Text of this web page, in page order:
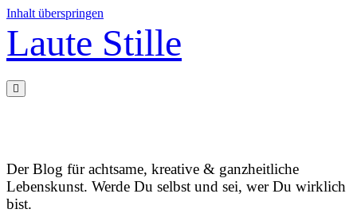
Inhalt überspringen
Laute Stille
Der Blog für achtsame, kreative & ganzheitliche
Lebenskunst. Werde Du selbst und sei, wer Du wirklich
bist.